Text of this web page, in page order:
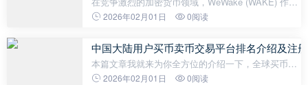
一条以易用性为先的 Layer-2 区块链，正日益受到关
各种障碍：钱包、Gas 费以及复杂
2026年02月01日 0阅读
中国大陆用户买币卖币交易平台排名介绍及注
本篇文章我就来为你全方位的介绍一下，全球买币卖
币交易平台的一个详细排名。无论你是打开任何的第
2026年02月01日 0阅读